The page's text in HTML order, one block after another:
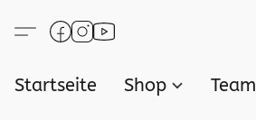
Startseite Shop Team